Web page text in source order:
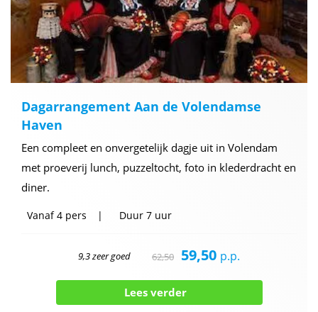
Dagarrangement Aan de Volendamse
Haven
Een compleet en onvergetelijk dagje uit in Volendam
met proeverij lunch, puzzeltocht, foto in klederdracht en
diner.
Vanaf4 pers Duur 7 uur
9,3 zeer goed 62,50 59,50 p.p.
Lees verder